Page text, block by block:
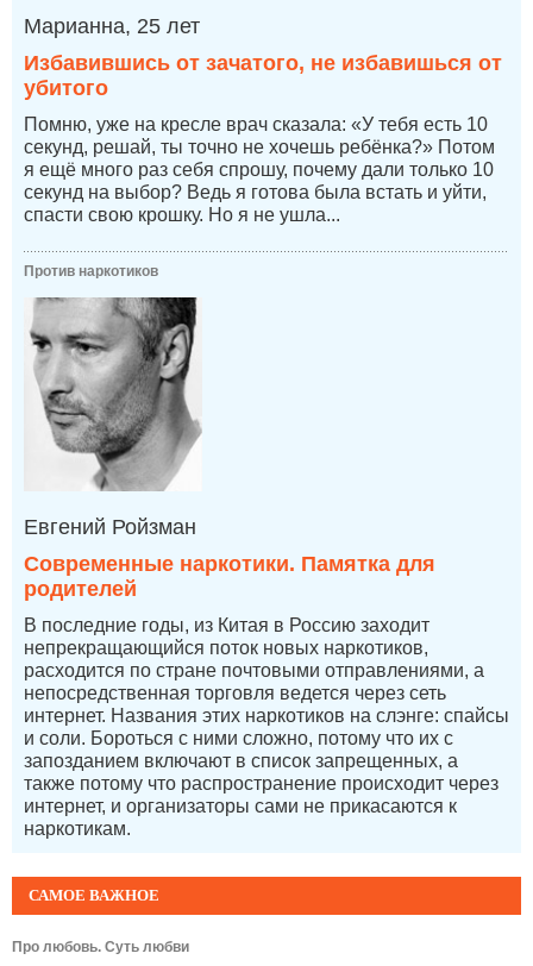
САМОЕ ВАЖНОЕ
Про любовь. Суть любви
Марианна, 25 лет
Избавившись от зачатого, не избавишься от
убитого
Помню, уже на кресле врач сказала: «У тебя есть 10
секунд, решай, ты точно не хочешь ребёнка?» Потом
я ещё много раз себя спрошу, почему дали только 10
секунд на выбор? Ведь я готова была встать и уйти,
спасти свою крошку. Но я не ушла...
Против наркотиков
Евгений Ройзман
Современные наркотики. Памятка для
родителей
В последние годы, из Китая в Россию заходит
непрекращающийся поток новых наркотиков,
расходится по стране почтовыми отправлениями, а
непосредственная торговля ведется через сеть
интернет. Названия этих наркотиков на слэнге: спайсы
и соли. Бороться с ними сложно, потому что их с
запозданием включают в список запрещенных, а
также потому что распространение происходит через
интернет, и организаторы сами не прикасаются к
наркотикам.